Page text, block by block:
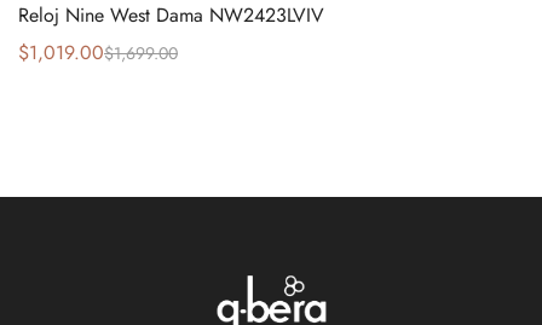
Reloj Nine West Dama NW2423LVIV
$1,699.00
$1,019.00